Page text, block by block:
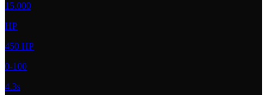
15.000
HP
450 HP
0-100
4.3s